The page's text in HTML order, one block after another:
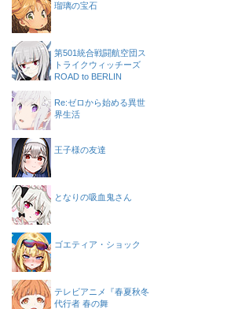
瑠璃の宝石
第501統合戦闘航空団ス
トライクウィッチーズ
ROAD to BERLIN
Re:ゼロから始める異世
界生活
王子様の友達
となりの吸血鬼さん
ゴエティア・ショック
テレビアニメ『春夏秋冬
代行者 春の舞